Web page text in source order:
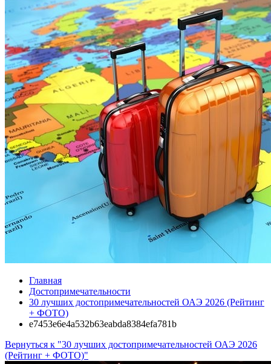
Главная
Достопримечательности
30 лучших достопримечательностей ОАЭ 2026 (Рейтинг
+ ФОТО)
e7453e6e4a532b63eabda8384efa781b
Вернуться к "30 лучших достопримечательностей ОАЭ 2026
(Рейтинг + ФОТО)"